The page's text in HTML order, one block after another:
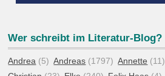
Wer schreibt im Literatur-Blog?
Andrea (5) Andreas (1797) Annette (11)